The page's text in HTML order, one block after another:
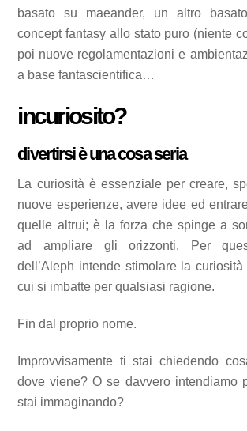
basato su maeander, un altro
concept fantasy allo stato puro (niente
poi nuove regolamentazioni e
a base fantascientifica…
incuriosito?
divertirsi è una cosa seria
La curiosità è essenziale per creare,
nuove esperienze, avere idee ed
quelle altrui; è la forza che spinge a
ad ampliare gli orizzonti. Per
dell’Aleph intende stimolare la
cui si imbatte per qualsiasi ragione.
Fin dal proprio nome.
Improvvisamente ti stai chiedendo
dove viene? O se davvero intendiamo
stai immaginando?